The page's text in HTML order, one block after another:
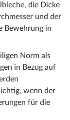
die Dicke
und der
Bewehrung in
Norm als
in Bezug auf
wenn der
für die